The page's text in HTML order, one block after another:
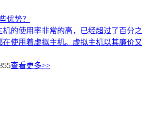
优势？
机的使用率非常的高，已经超过了百分之
在使用着虚拟主机。虚拟主机以其廉价又
查看更多>>